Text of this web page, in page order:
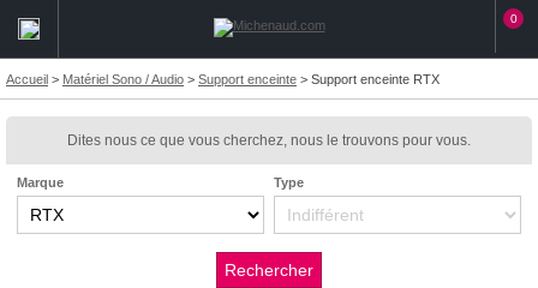
0
Accueil > Matériel Sono / Audio > Support enceinte > Support enceinte RTX
Dites nous ce que vous cherchez, nous le trouvons pour vous.
Marque Type